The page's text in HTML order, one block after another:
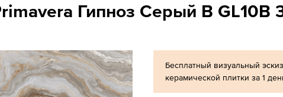
Гипноз Серый B GL10B
Бесплатный визуальный
керамической плитки за 1